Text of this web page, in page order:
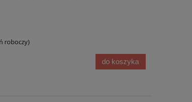
roboczy)
do koszyka